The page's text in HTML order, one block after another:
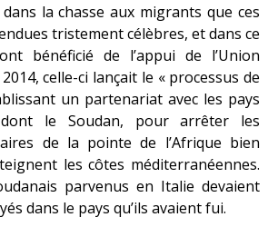
dans la chasse aux migrants que ces
tristement célèbres, et dans ce
bénéficié de l’appui de l’Union
celle-ci lançait le « processus de
un partenariat avec les pays
le Soudan, pour arrêter les
de la pointe de l’Afrique bien
les côtes méditerranéennes.
parvenus en Italie devaient
dans le pays qu’ils avaient fui.